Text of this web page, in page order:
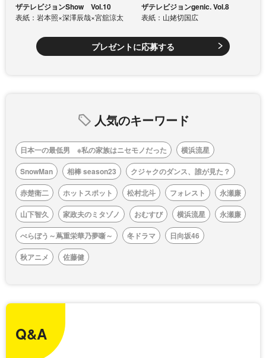
ザテレビジョンShow Vol.10
表紙：岩本照×深澤辰哉×宮舘涼太
ザテレビジョンgenic. Vol.8
表紙：山姥切国広
プレゼントに応募する
人気のキーワード
日本一の最低男 ※私の家族はニセモノだった
横浜流星
SnowMan
相棒 season23
クジャクのダンス、誰が見た？
赤楚衛二
ホットスポット 松村北斗 フォレスト
永瀬廉
山下智久
家政夫のミタゾノ おむすび 横浜流星
永瀬廉
べらぼう～蔦重栄華乃夢噺～
冬ドラマ
日向坂46
秋アニメ
佐藤健
Q&A